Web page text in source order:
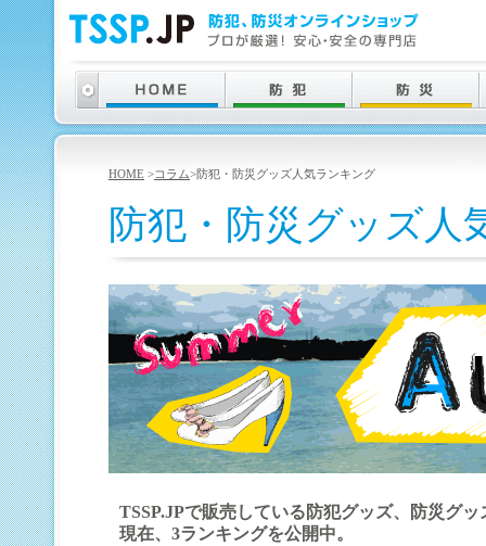
HOME >コラム>防犯・防災グッズ人気ランキング
防犯・防災グッズ人
TSSP.JPで販売している防犯グッズ、防災グ
現在、3ランキングを公開中。